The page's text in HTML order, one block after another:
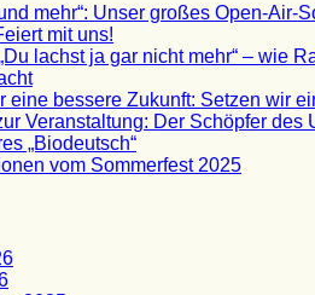
mehr“: Unser großes Open-Air-
mit uns!
lachst ja gar nicht mehr“ – wie
eine bessere Zukunft: Setzen wir
Veranstaltung: Der Schöpfer des
„Biodeutsch“
vom Sommerfest 2025